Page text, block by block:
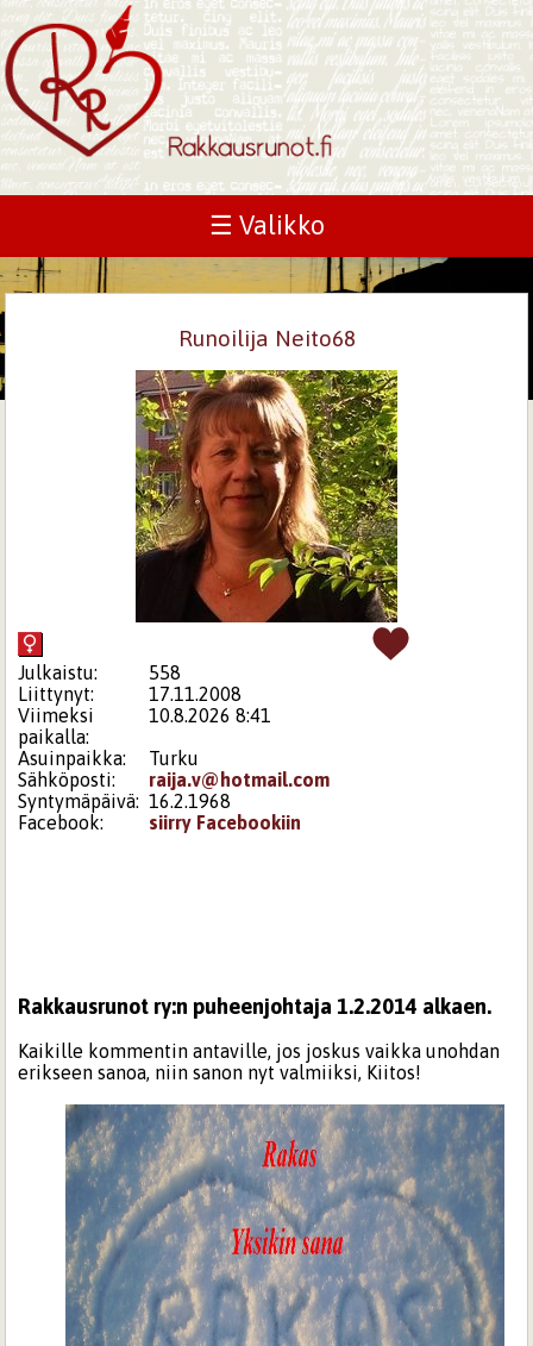
☰ Valikko
Runoilija Neito68
Julkaistu:
558
Liittynyt:
17.11.2008
Viimeksi
paikalla:
10.8.2026 8:41
Asuinpaikka:
Turku
Sähköposti:
raija.v@hotmail.com
Syntymäpäivä: 16.2.1968
Facebook:
siirry Facebookiin
Rakkausrunot ry:n puheenjohtaja 1.2.2014 alkaen.
Kaikille kommentin antaville, jos joskus vaikka unohdan
erikseen sanoa, niin sanon nyt valmiiksi, Kiitos!